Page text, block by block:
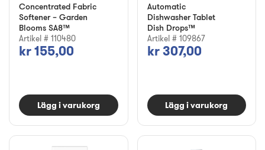
Concentrated Fabric
Softener – Garden
Blooms SA8™
Artikel # 110480
kr 155,00
Lägg i varukorg
Automatic
Dishwasher Tablet
Dish Drops™
Artikel # 109867
kr 307,00
Lägg i varukorg